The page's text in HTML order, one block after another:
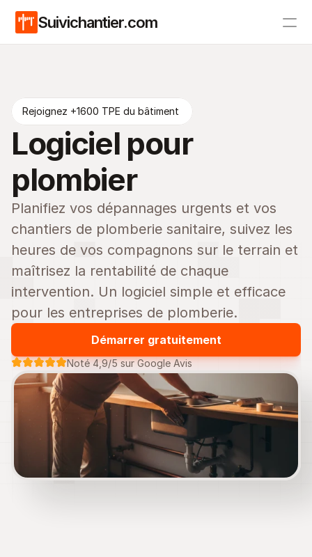
Suivichantier.com
Rejoignez +1600 TPE du bâtiment
Logiciel pour
plombier
Planifiez vos dépannages urgents et vos
chantiers de plomberie sanitaire, suivez les
heures de vos compagnons sur le terrain et
maîtrisez la rentabilité de chaque
intervention. Un logiciel simple et efficace
pour les entreprises de plomberie.
Démarrer gratuitement
Noté 4,9/5 sur Google Avis